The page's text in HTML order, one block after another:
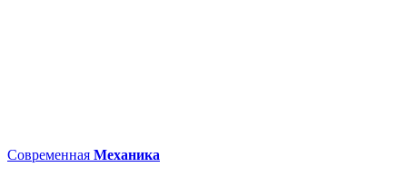
Современная Механика